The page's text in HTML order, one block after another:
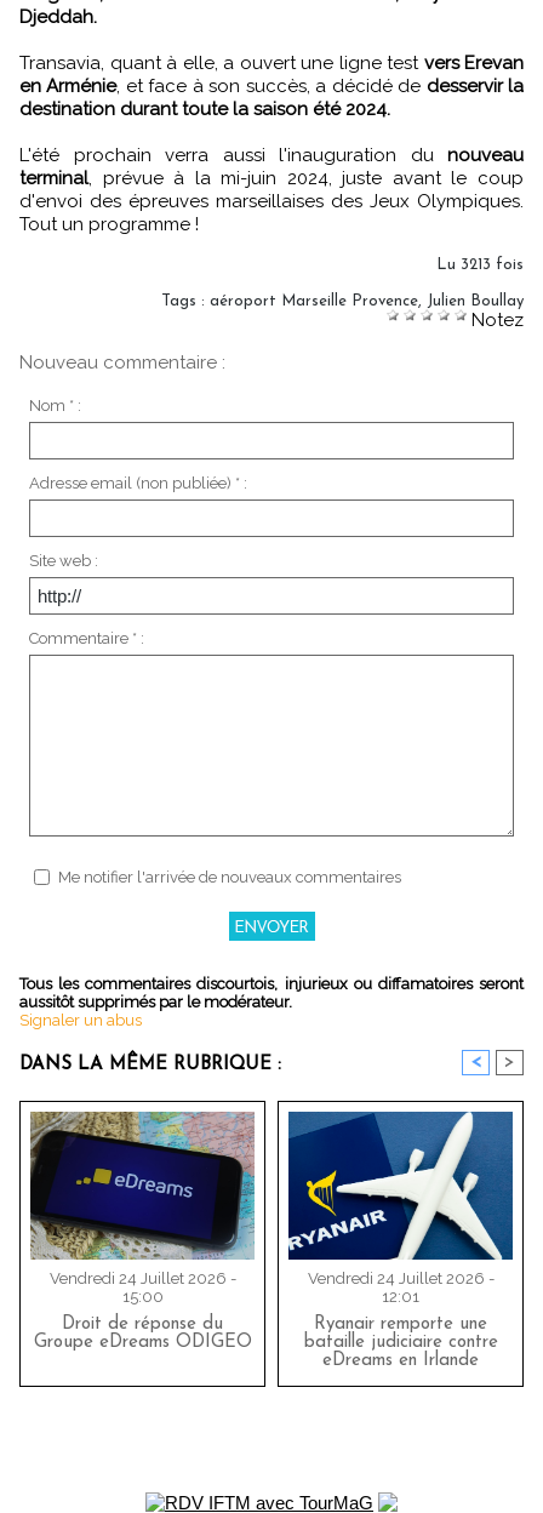
Djeddah.
Transavia, quant à elle, a ouvert une ligne test vers Erevan
en Arménie, et face à son succès, a décidé de desservir la
destination durant toute la saison été 2024.
L'été prochain verra aussi l'inauguration du nouveau
terminal, prévue à la mi-juin 2024, juste avant le coup
d'envoi des épreuves marseillaises des Jeux Olympiques.
Tout un programme !
Lu 3213 fois
Tags : aéroport Marseille Provence, Julien Boullay
Notez
Nouveau commentaire :
Nom * :
Adresse email (non publiée) * :
Site web :
Commentaire * :
Me notifier l'arrivée de nouveaux commentaires
Tous les commentaires discourtois, injurieux ou diffamatoires seront
aussitôt supprimés par le modérateur.
Signaler un abus
DANS LA MÊME RUBRIQUE : < >
Vendredi 24 Juillet 2026 -
15:00
Droit de réponse du
Groupe eDreams ODIGEO
Vendredi 24 Juillet 2026 -
12:01
Ryanair remporte une
bataille judiciaire contre
eDreams en Irlande